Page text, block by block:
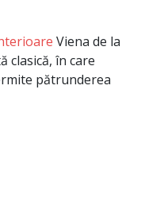
Viena de la
clasică, în care
pătrunderea